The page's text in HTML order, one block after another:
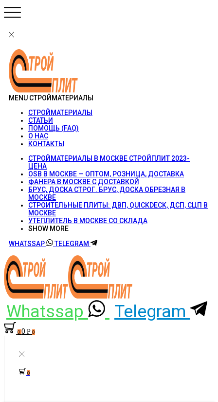
MENU СТРОЙМАТЕРИАЛЫ
СТРОЙМАТЕРИАЛЫ
СТАТЬИ
ПОМОЩЬ (FAQ)
О НАС
КОНТАКТЫ
СТРОЙМАТЕРИАЛЫ В МОСКВЕ СТРОЙПЛИТ 2023-
ЦЕНА
OSB В МОСКВЕ — ОПТОМ, РОЗНИЦА, ДОСТАВКА
ФАНЕРА В МОСКВЕ С ДОСТАВКОЙ
БРУС, ДОСКА СТРОГ. БРУС, ДОСКА ОБРЕЗНАЯ В
МОСКВЕ
СТРОИТЕЛЬНЫЕ ПЛИТЫ: ДВП, QUICKDECK, ДСП, СЦП В
МОСКВЕ
УТЕПЛИТЕЛЬ В МОСКВЕ СО СКЛАДА
SHOW MORE
WHATSSAP
TELEGRAM
Whatssap Telegram
00Р 0
0